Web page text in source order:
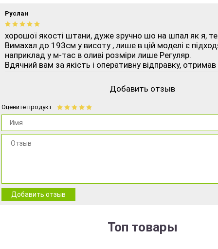
Руслан
хорошої якості штани, дуже зручно шо на шпал як я,
Вимахал до 193см у висоту , лише в цій моделі є
наприклад у м-тас в оливі розміри лише Регуляр.
Вдячний вам за якість і оперативну відправку,
Добавить отзыв
Оцените продукт
Добавить отзыв
Топ товары